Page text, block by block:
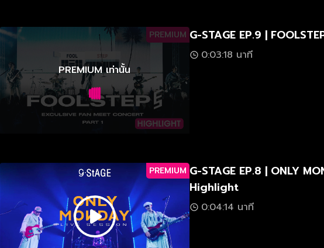
PREMIUM
PREMIUM เท่านั้น
G-STAGE EP.9 |
0:03:18 นาที
PREMIUM G-STAGE EP.8 | ONLY
Highlight
0:04:14 นาที